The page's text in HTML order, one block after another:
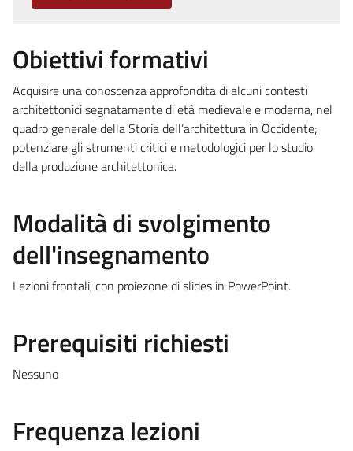
Obiettivi formativi
Acquisire una conoscenza approfondita di alcuni contesti
architettonici segnatamente di età medievale e moderna, nel
quadro generale della Storia dell’architettura in Occidente;
potenziare gli strumenti critici e metodologici per lo studio
della produzione architettonica.
Modalità di svolgimento
dell'insegnamento
Lezioni frontali, con proiezone di slides in PowerPoint.
Prerequisiti richiesti
Nessuno
Frequenza lezioni